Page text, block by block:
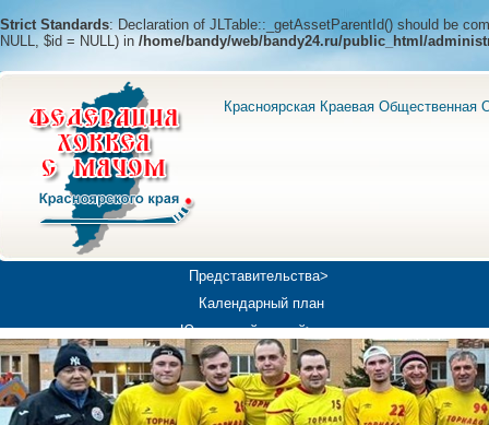
Strict Standards: Declaration of JLTable::_getAssetParentId() should be
NULL, $id = NULL) in /home/bandy/web/bandy24.ru/public_html/
Красноярская Краевая Общественная
Представительства>
Календарный план
Юношеский хоккей>
Универсиада-2019
Медиа>